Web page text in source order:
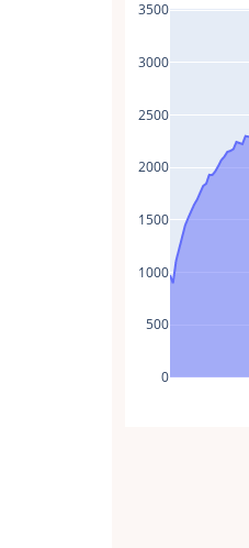
0
500
1000
1500
2000
2500
3000
3500